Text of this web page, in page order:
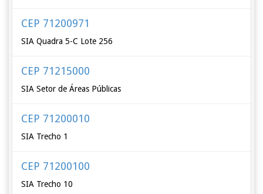
CEP 71200971
SIA Quadra 5-C Lote 256
CEP 71215000
SIA Setor de Áreas Públicas
CEP 71200010
SIA Trecho 1
CEP 71200100
SIA Trecho 10